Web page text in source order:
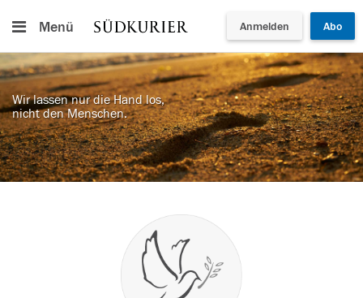
Menü Anmelden Abo
Wir lassen nur die Hand los,
nicht den Menschen.